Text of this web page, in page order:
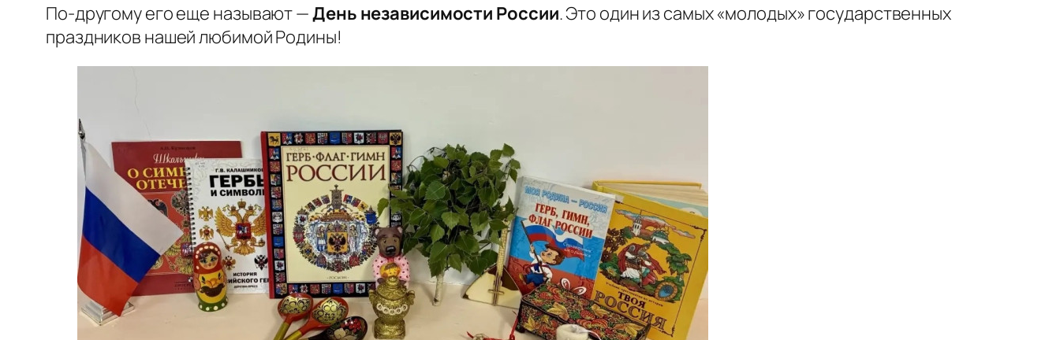
По-другому его еще называют —День независимости России. Это один из самых «молодых» государственных
праздников нашей любимой Родины!